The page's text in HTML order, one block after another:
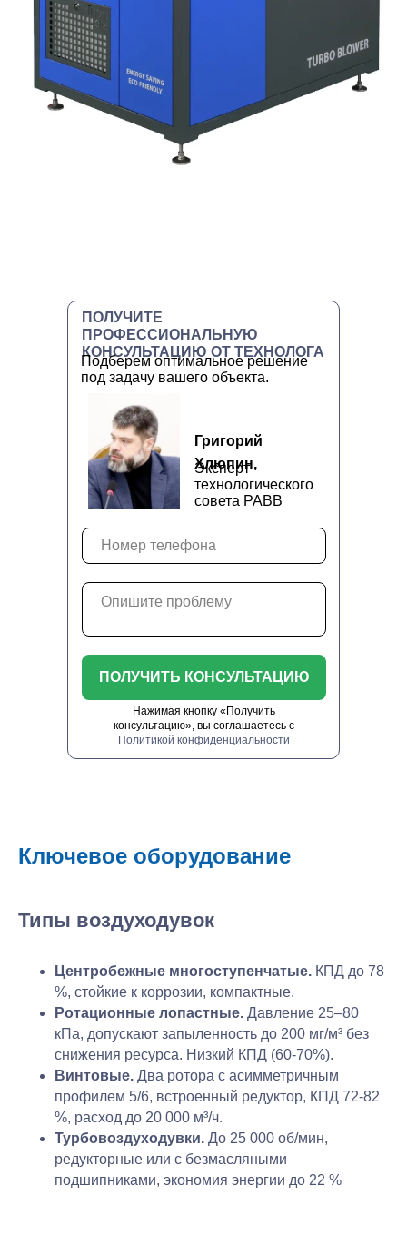
ПОЛУЧИТЬ КОНСУЛЬТАЦИЮ
Нажимая кнопку «Получить
консультацию», вы соглашаетесь с
Политикой конфиденциальности
ПОЛУЧИТЕ
ПРОФЕССИОНАЛЬНУЮ
КОНСУЛЬТАЦИЮ ОТ ТЕХНОЛОГА
Эксперт
технологического
совета РАВВ
Григорий
Хлюпин,
Подберем оптимальное решение
под задачу вашего объекта.
Ключевое оборудование
Типы воздуходувок
Центробежные многоступенчатые. КПД до 78
%, стойкие к коррозии, компактные.
Ротационные лопастные. Давление 25–80
кПа, допускают запыленность до 200 мг/м³ без
снижения ресурса. Низкий КПД (60-70%).
Винтовые. Два ротора с асимметричным
профилем 5/6, встроенный редуктор, КПД 72-82
%, расход до 20 000 м³/ч.
Турбовоздуходувки. До 25 000 об/мин,
редукторные или с безмасляными
подшипниками, экономия энергии до 22 %